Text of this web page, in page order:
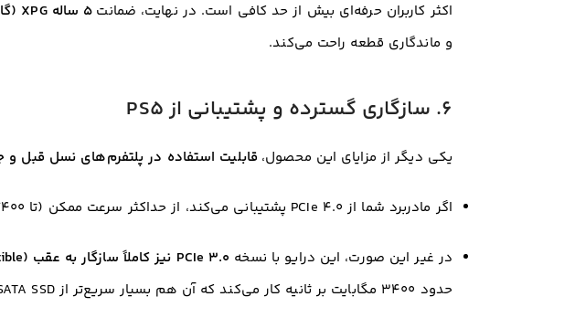
اکثر کاربران حرفه‌ای بیش از حد کافی است. در نهایت، ضمانت ۵ ساله XPG (گارانتی محدود)
و ماندگاری قطعه راحت می‌کند.
6. سازگاری گسترده و پشتیبانی از PS5
یکی دیگر از مزایای این محصول، قابلیت استفاده در پلتفرم‌های نسل قبل و
اگر مادربرد شما از PCIe 4.0 پشتیبانی می‌کند، از حداکثر سرعت ممکن (تا ۷۴۰۰ مگابایت بر ثانیه) بهره‌مند می‌شوید.
در غیر این صورت، این درایو با نسخه PCIe 3.0 نیز کاملاً سازگار به عقب (Backward Compatible)
حدود ۳۴۰۰ مگابایت بر ثانیه کار می‌کند که آن هم بسیار سریع‌تر از SATA SSDهای معمولی است.